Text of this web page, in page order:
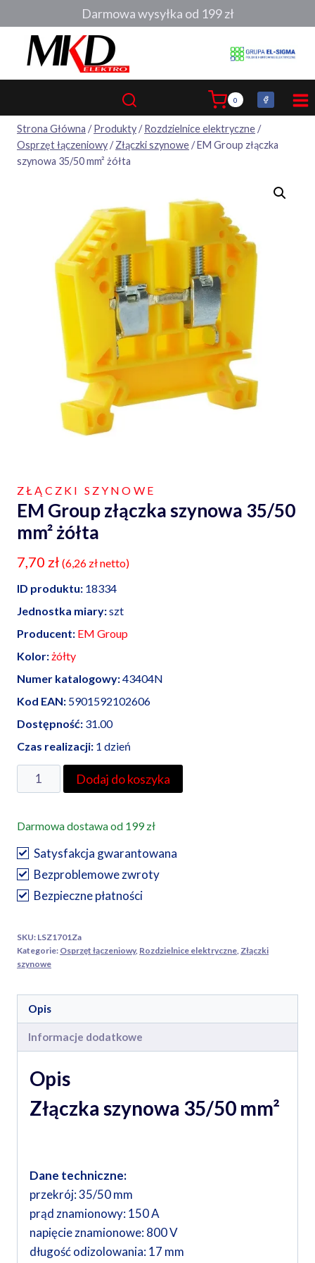
do
0
Strona Główna / Produkty/ Rozdzielnice elektryczne/
Osprzęt łączeniowy/ Złączki szynowe/EM Group złączka
szynowa 35/50 mm² żółta
ZŁĄCZKI SZYNOWE
EM Group złączka szynowa 35/50
mm² żółta
7,70 zł (6,26 złnetto)
ID produktu: 18334
Jednostka miary:szt
Producent: EM Group
Kolor:żółty
Numer katalogowy:43404N
Kod EAN: 5901592102606
Dostępność: 31.00
Czas realizacji: 1 dzień
ilość
EM
złączka
szynowa
35/50
mm²
żółta
Dodaj do koszyka
Darmowa dostawa od 199 zł
Satysfakcja gwarantowana
Bezproblemowe zwroty
Bezpieczne płatności
SKU: LSZ1701Za
Kategorie: Osprzęt łączeniowy, Rozdzielnice elektryczne Złączki
szynowe
Opis
Informacje dodatkowe
Opis
Złączka szynowa 35/50 mm²
Dane techniczne:
przekrój: 35/50 mm
prąd znamionowy: 150 A
napięcie znamionowe: 800 V
długość odizolowania: 17 mm
Darmowa wysyłka od 199 zł